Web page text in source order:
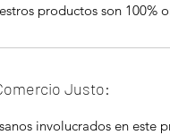
productos son 100%
Justo:
involucrados en este